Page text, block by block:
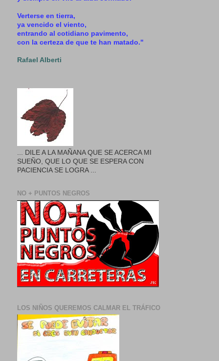
Verterse en tierra,
ya vencido el viento,
entrando al cotidiano pavimento,
con la certeza de que te han matado."
Rafael Alberti
... DILE A LA MAÑANA QUE SE ACERCA MI
SUEÑO, QUE LO QUE SE ESPERA CON
PACIENCIA SE LOGRA ...
NO + PUNTOS NEGROS
LOS NIÑOS QUEREMOS CALMAR EL TRÁFICO